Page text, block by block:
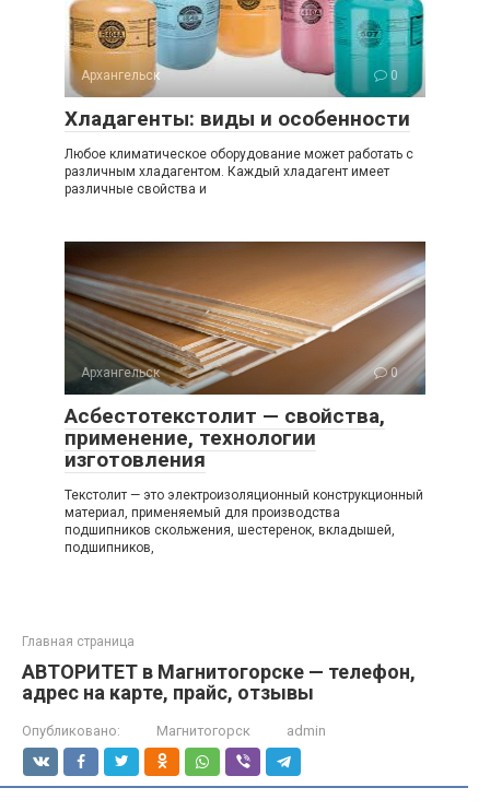
Архангельск 0
Хладагенты: виды и особенности
Любое климатическое оборудование может работать с
различным хладагентом. Каждый хладагент имеет
различные свойства и
Архангельск 0
Асбестотекстолит — свойства,
применение, технологии
изготовления
Текстолит — это электроизоляционный конструкционный
материал, применяемый для производства
подшипников скольжения, шестеренок, вкладышей,
подшипников,
Главная страница
АВТОРИТЕТ в Магнитогорске — телефон,
адрес на карте, прайс, отзывы
Опубликовано: Магнитогорск admin